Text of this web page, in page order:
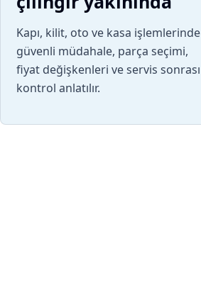
Kapı, kilit, oto ve kasa işlemlerinde
güvenli müdahale, parça seçimi,
fiyat değişkenleri ve servis sonrası
kontrol anlatılır.